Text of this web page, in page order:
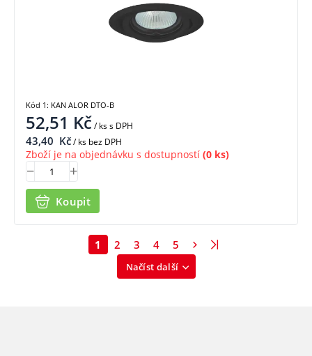
52,51 Kč/ kss DPH
43,40 Kč/ ks bez DPH
Zboží je na objednávku s dostupností (0 ks)
Koupit
Kód 1: KAN ALOR DTO-B
Načíst další
1 2 3 4 5